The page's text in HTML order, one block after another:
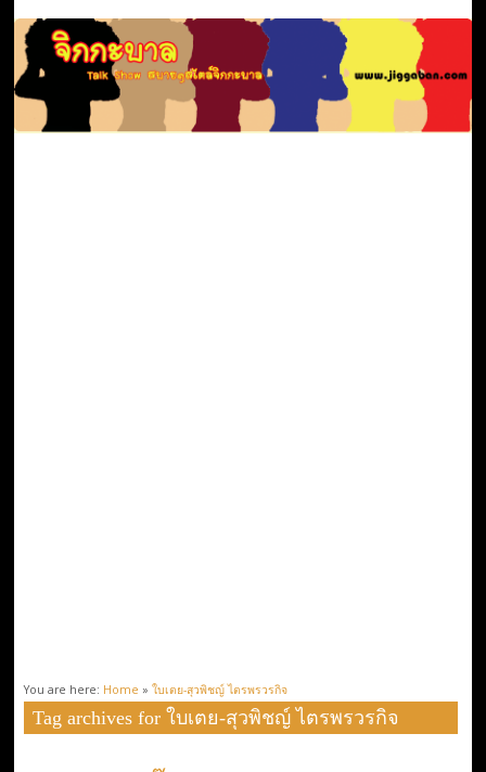
You are here: Home » ใบเตย-สุวพิชญ์ ไตรพรวรกิจ
Tag archives for ใบเตย-สุวพิชญ์ ไตรพรวรกิจ